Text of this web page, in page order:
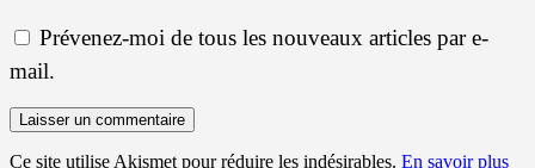
Prévenez-moi de tous les nouveaux articles par e-
mail.
Ce site utilise Akismet pour réduire les indésirables. En savoir plus